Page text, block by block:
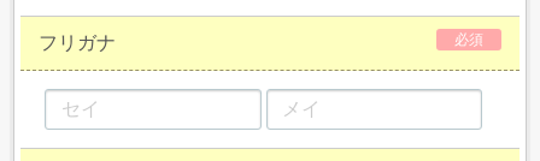
フリガナ 必須